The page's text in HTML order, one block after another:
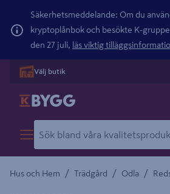
Säkerhetsmeddelande: Om du
kryptoplånbok och besökte K-
den 27 juli, läs viktig
Välj butik
Hus och Hem / Trädgård / Odla /